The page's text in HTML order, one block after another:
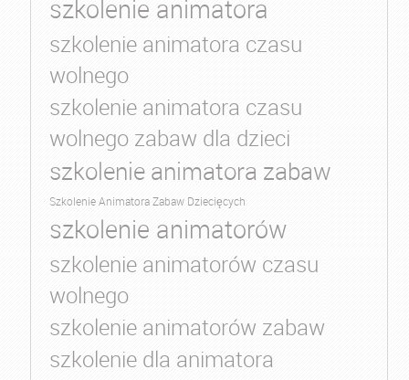
szkolenie animatora
szkolenie animatora czasu
wolnego
szkolenie animatora czasu
wolnego zabaw dla dzieci
szkolenie animatora zabaw
Szkolenie Animatora Zabaw Dziecięcych
szkolenie animatorów
szkolenie animatorów czasu
wolnego
szkolenie animatorów zabaw
szkolenie dla animatora